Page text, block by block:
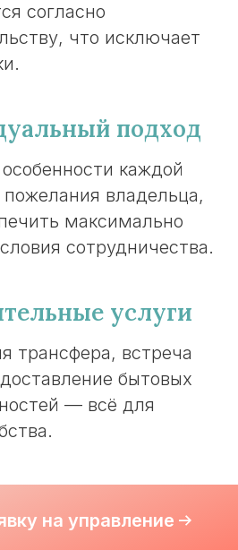
согласно
что исключает
подход
каждой
владельца,
максимально
сотрудничества.
услуги
трансфера, встреча
бытовых
— всё для
на управление